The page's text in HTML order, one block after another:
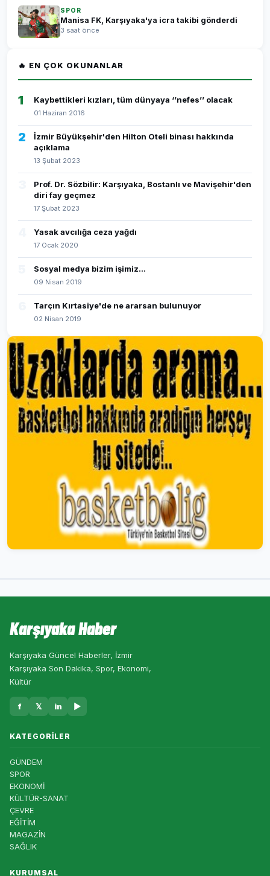
SPOR
Manisa FK, Karşıyaka'ya icra takibi gönderdi
3 saat önce
🔥 EN ÇOK OKUNANLAR
1 Kaybettikleri kızları, tüm dünyaya ‘’nefes’’ olacak
01 Haziran 2016
2
İzmir Büyükşehir'den Hilton Oteli binası hakkında
açıklama
13 Şubat 2023
Prof. Dr. Sözbilir: Karşıyaka, Bostanlı ve Mavişehir'den
diri fay geçmez
17 Şubat 2023
Yasak avcılığa ceza yağdı
17 Ocak 2020
Sosyal medya bizim işimiz...
09 Nisan 2019
Tarçın Kırtasiye'de ne ararsan bulunuyor
02 Nisan 2019
Karşıyaka Haber
Karşıyaka Güncel Haberler, İzmir
Karşıyaka Son Dakika, Spor, Ekonomi,
Kültür
f 𝕏 in ▶
KATEGORILER
GÜNDEM
SPOR
EKONOMİ
KÜLTÜR-SANAT
ÇEVRE
EĞİTİM
MAGAZİN
SAĞLIK
KURUMSAL